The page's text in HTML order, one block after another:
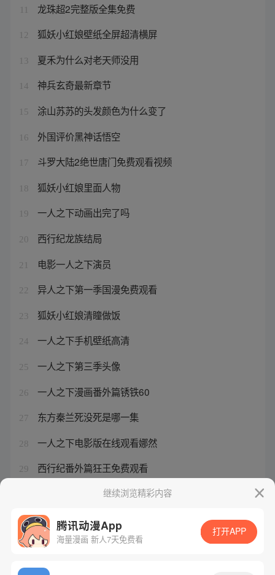
龙珠超2完整版全集免费
12 狐妖小红娘壁纸全屏超清横屏
13 夏禾为什么对老天师没用
14 神兵玄奇最新章节
15 涂山苏苏的头发颜色为什么变了
16 外国评价黑神话悟空
17 斗罗大陆2绝世唐门免费观看视频
18 狐妖小红娘里面人物
19 一人之下动画出完了吗
20 西行纪龙族结局
21 电影一人之下演员
22 异人之下第一季国漫免费观看
23 狐妖小红娘清瞳做饭
24 一人之下手机壁纸高清
25 一人之下第三季头像
26 一人之下漫画番外篇锈铁60
27 东方秦兰死没死是哪一集
28 一人之下电影版在线观看娜然
29 西行纪番外篇狂王免费观看
黑神话悟空解锁倒计时继续浏览精彩内容
腾讯动漫App
海量漫画 新人7天免费看
打开APP